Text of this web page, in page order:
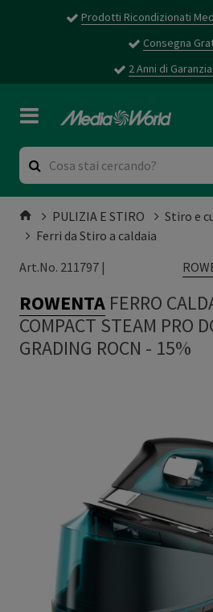
Prodotti Ricondizionati
Consegna
2 Anni di
PULIZIA E STIRO
Stiro e
Ferri da Stiro a caldaia
Art.No. 211797 |
ROWENTA FERRO
COMPACT STEAM PRO
GRADING ROCN - 15%